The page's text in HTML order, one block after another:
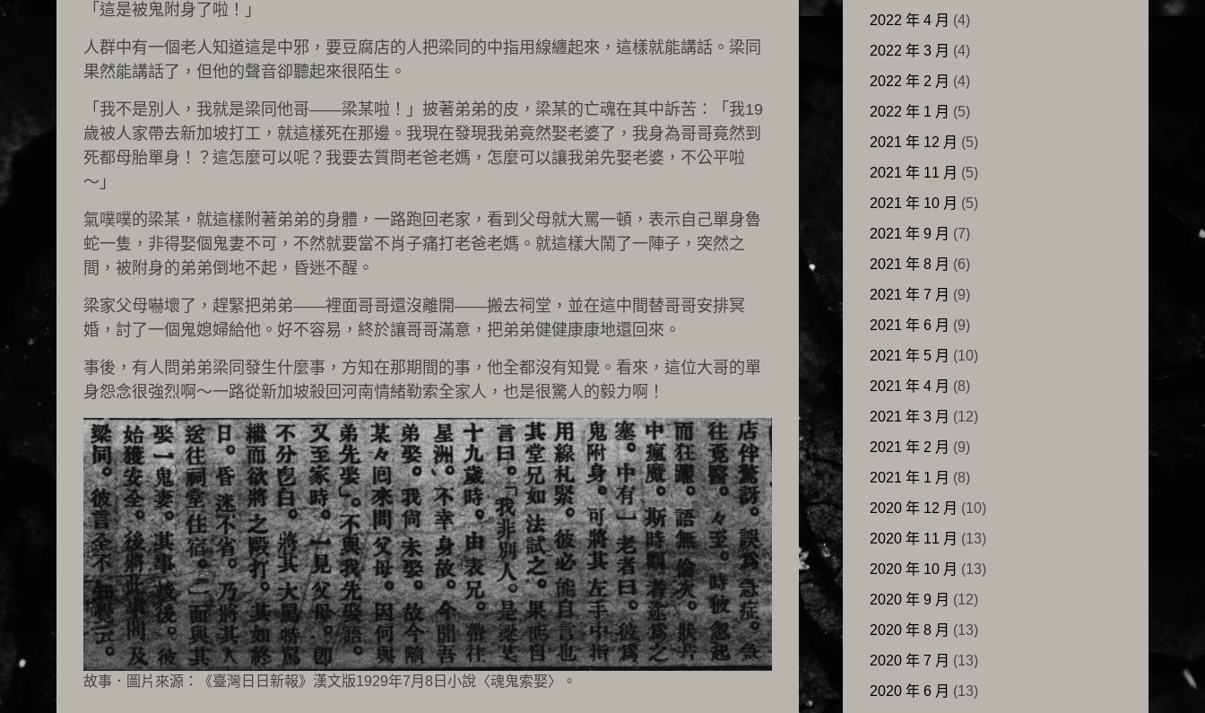
「這是被鬼附身了啦！」
人群中有一個老人知道這是中邪，要豆腐店的人把梁同的中指用線纏起來，這樣就能講話。梁同
果然能講話了，但他的聲音卻聽起來很陌生。
「我不是別人，我就是梁同他哥——梁某啦！」披著弟弟的皮，梁某的亡魂在其中訴苦：「我19
歲被人家帶去新加坡打工，就這樣死在那邊。我現在發現我弟竟然娶老婆了，我身為哥哥竟然到
死都母胎單身！？這怎麼可以呢？我要去質問老爸老媽，怎麼可以讓我弟先娶老婆，不公平啦
～」
氣噗噗的梁某，就這樣附著弟弟的身體，一路跑回老家，看到父母就大罵一頓，表示自己單身魯
蛇一隻，非得娶個鬼妻不可，不然就要當不肖子痛打老爸老媽。就這樣大鬧了一陣子，突然之
間，被附身的弟弟倒地不起，昏迷不醒。
梁家父母嚇壞了，趕緊把弟弟——裡面哥哥還沒離開——搬去祠堂，並在這中間替哥哥安排冥
婚，討了一個鬼媳婦給他。好不容易，終於讓哥哥滿意，把弟弟健健康康地還回來。
事後，有人問弟弟梁同發生什麼事，方知在那期間的事，他全都沒有知覺。看來，這位大哥的單
身怨念很強烈啊～一路從新加坡殺回河南情緒勒索全家人，也是很驚人的毅力啊！
故事．圖片來源：《臺灣日日新報》漢文版1929年7月8日小說〈魂鬼索娶〉。
2022 年 4 月 (4)
2022 年 3 月 (4)
2022 年 2 月 (4)
2022 年 1 月 (5)
2021 年 12 月 (5)
2021 年 11 月 (5)
2021 年 10 月 (5)
2021 年 9 月 (7)
2021 年 8 月 (6)
2021 年 7 月 (9)
2021 年 6 月 (9)
2021 年 5 月 (10)
2021 年 4 月 (8)
2021 年 3 月 (12)
2021 年 2 月 (9)
2021 年 1 月 (8)
2020 年 12 月 (10)
2020 年 11 月 (13)
2020 年 10 月 (13)
2020 年 9 月 (12)
2020 年 8 月 (13)
2020 年 7 月 (13)
2020 年 6 月 (13)